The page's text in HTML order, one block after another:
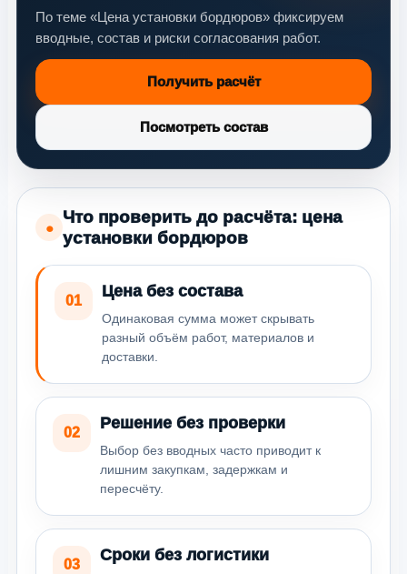
По теме «Цена установки бордюров» фиксируем
вводные, состав и риски согласования работ.
Получить расчёт
Посмотреть состав
●
Что проверить до расчёта: цена
установки бордюров
01
Цена без состава
Одинаковая сумма может скрывать
разный объём работ, материалов и
доставки.
02
Решение без проверки
Выбор без вводных часто приводит к
лишним закупкам, задержкам и
пересчёту.
03
Сроки без логистики